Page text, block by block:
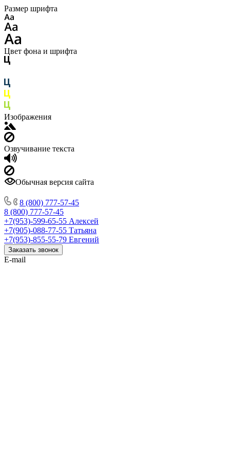
Размер шрифта
Цвет фона и шрифта
Изображения
Озвучивание текста
Обычная версия сайта
8 (800) 777-57-45
8 (800) 777-57-45
+7(953)-599-65-55 Алексей
+7(905)-088-77-55 Татьяна
+7(953)-855-55-79 Евгений
Заказать звонок
E-mail